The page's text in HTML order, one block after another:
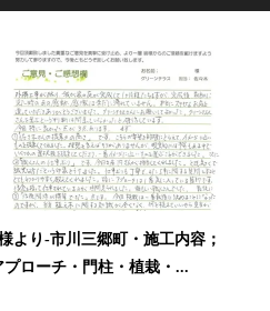
より-市川三郷町・施工内容；
プローチ・門柱・植栽・...